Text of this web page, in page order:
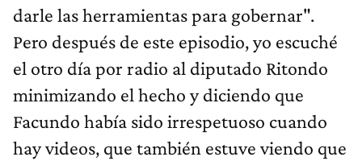
darle las herramientas para gobernar".
Pero después de este episodio, yo escuché
el otro día por radio al diputado Ritondo
minimizando el hecho y diciendo que
Facundo había sido irrespetuoso cuando
hay videos, que también estuve viendo que